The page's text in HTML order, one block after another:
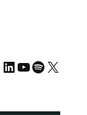
LinkedIn
YouTube
Spotify
X